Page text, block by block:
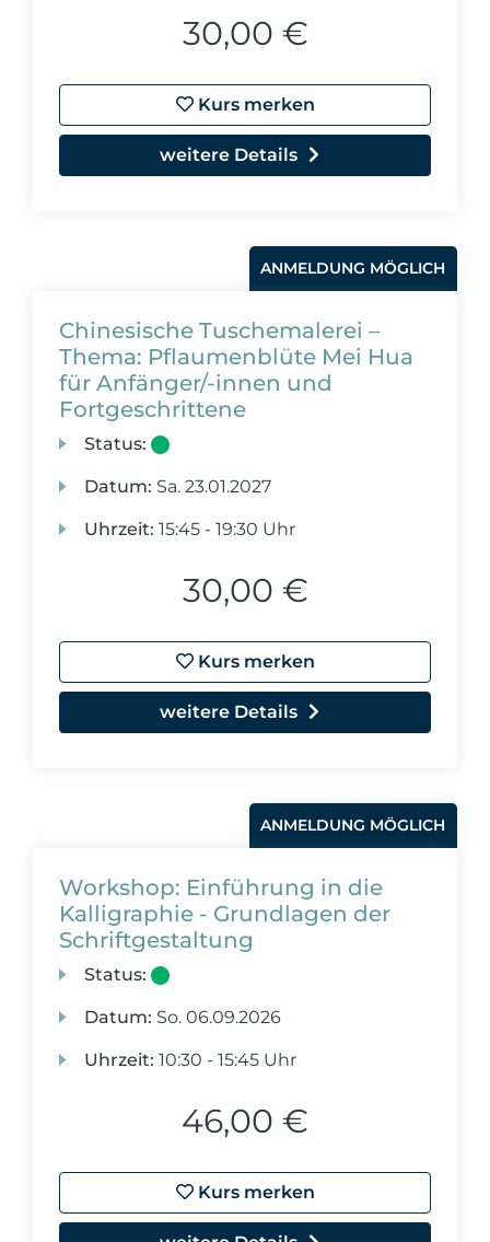
30,00 €
Kurs merken
weitere Details
ANMELDUNG MÖGLICH
Chinesische Tuschemalerei –
Thema: Pflaumenblüte Mei Hua
für Anfänger/-innen und
Fortgeschrittene
Status:
Datum: Sa. 23.01.2027
Uhrzeit: 15:45 - 19:30 Uhr
30,00 €
Kurs merken
weitere Details
ANMELDUNG MÖGLICH
Workshop: Einführung in die
Kalligraphie - Grundlagen der
Schriftgestaltung
Status:
Datum: So. 06.09.2026
Uhrzeit: 10:30 - 15:45 Uhr
46,00 €
Kurs merken